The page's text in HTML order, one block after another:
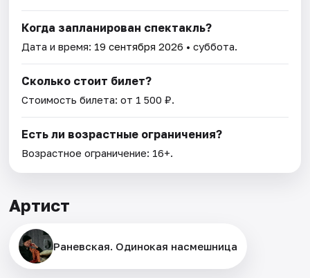
Когда запланирован спектакль?
Дата и время: 19 сентября 2026 • суббота.
Сколько стоит билет?
Стоимость билета: от 1 500 ₽.
Есть ли возрастные ограничения?
Возрастное ограничение: 16+.
Артист
Раневская. Одинокая насмешница